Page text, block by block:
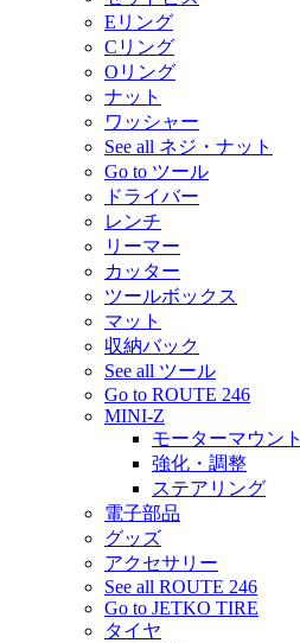
Eリング
Cリング
Oリング
ナット
ワッシャー
See all ネジ・ナット
Go to ツール
ドライバー
レンチ
リーマー
カッター
ツールボックス
マット
収納バック
See all ツール
Go to ROUTE 246
MINI-Z
モーターマウント
強化・調整
ステアリング
電子部品
グッズ
アクセサリー
See all ROUTE 246
Go to JETKO TIRE
タイヤ